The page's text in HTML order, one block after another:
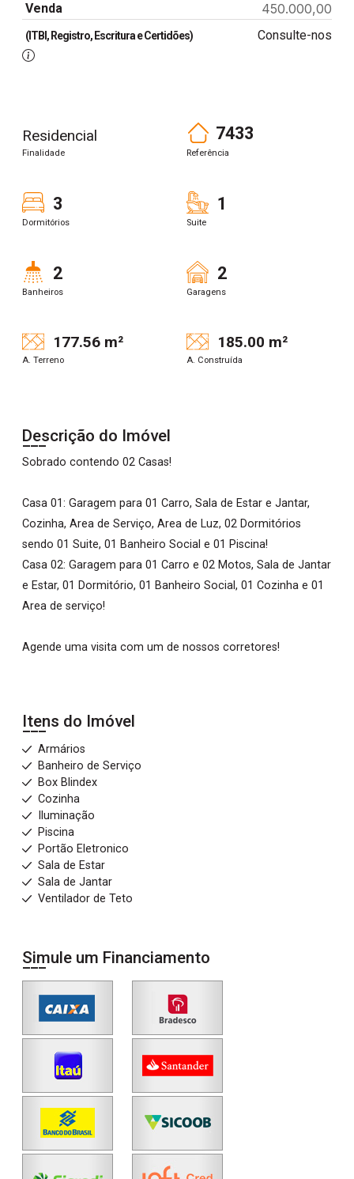
Venda 450.000,00
(ITBI, Registro, Escritura e Certidões) Consulte-nos
Residencial
Finalidade
7433
Referência
3
Dormitórios
1
Suite
2
Banheiros
2
Garagens
177.56 m²
A. Terreno
185.00 m²
A. Construída
Descrição do Imóvel
Sobrado contendo 02 Casas!
Casa 01: Garagem para 01 Carro, Sala de Estar e Jantar,
Cozinha, Area de Serviço, Area de Luz, 02 Dormitórios
sendo 01 Suite, 01 Banheiro Social e 01 Piscina!
Casa 02: Garagem para 01 Carro e 02 Motos, Sala de Jantar
e Estar, 01 Dormitório, 01 Banheiro Social, 01 Cozinha e 01
Area de serviço!
Agende uma visita com um de nossos corretores!
Itens do Imóvel
Armários
Banheiro de Serviço
Box Blindex
Cozinha
Iluminação
Piscina
Portão Eletronico
Sala de Estar
Sala de Jantar
Ventilador de Teto
Simule um Financiamento